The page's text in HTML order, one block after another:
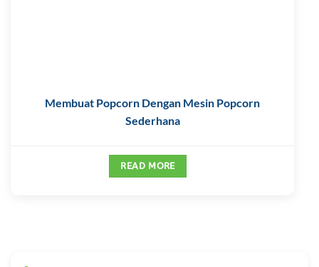
Membuat Popcorn Dengan Mesin Popcorn
Sederhana
READ MORE